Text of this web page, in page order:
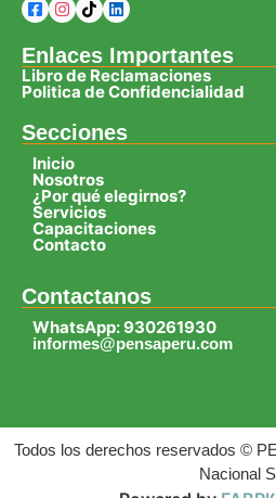
Enlaces Importantes
Libro de Reclamaciones
Politica de Confidencialidad
Secciones
Inicio
Nosotros
¿Por qué elegirnos?
Servicios
Capacitaciones
Contacto
Contactanos
WhatsApp: 930261930
informes@pensaperu.com
Todos los derechos reservados ©
Nacional